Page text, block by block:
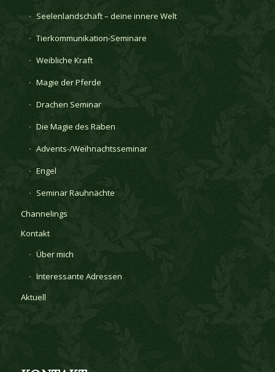
Seelenlandschaft – deine innere Welt
Tierkommunikation-Seminare
Weibliche Kraft
Magie der Pferde
Drachen Seminar
Die Magie des Raben
Advents-/Weihnachtsseminar
Engel
Seminar Rauhnächte
Channelings
Kontakt
Über mich
Interessante Adressen
Aktuell